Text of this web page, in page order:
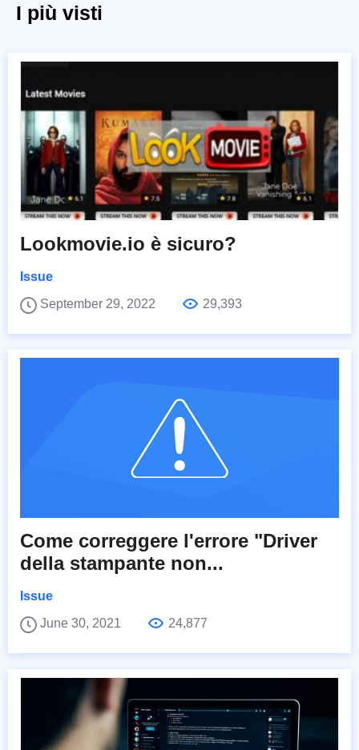
I più visti
Lookmovie.io è sicuro?
Issue
September 29, 2022
29,393
Come correggere l'errore "Driver
della stampante non...
Issue
June 30, 2021
24,877